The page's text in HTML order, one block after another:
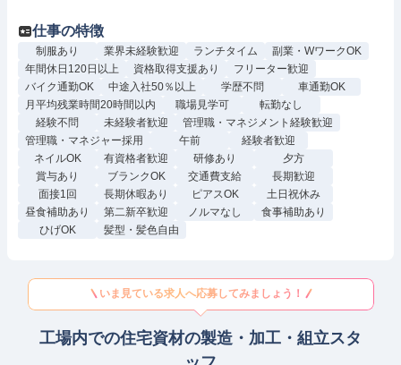
仕事の特徴
制服あり 業界未経験歓迎 ランチタイム
副業・WワークOK
年間休日120日以上
資格取得支援あり
フリーター歓迎
バイク通勤OK
中途入社50％以上 学歴不問
車通勤OK
月平均残業時間20時間以内
職場見学可
転勤なし
経験不問
未経験者歓迎
管理職・マネジメント経験歓迎
管理職・マネジャー採用
午前
経験者歓迎
ネイルOK
有資格者歓迎 研修あり
夕方
賞与あり
ブランクOK 交通費支給
長期歓迎
面接1回
長期休暇あり ピアスOK
土日祝休み
昼食補助あり
第二新卒歓迎 ノルマなし
食事補助あり
ひげOK
髪型・髪色自由
いま見ている求人へ応募してみましょう！
工場内での住宅資材の製造・加工・組立スタ